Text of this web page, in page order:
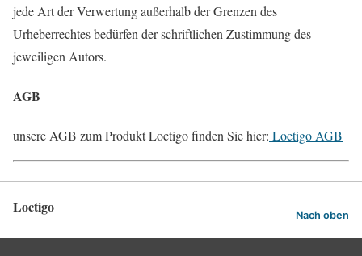
jede Art der Verwertung außerhalb der Grenzen des
Urheberrechtes bedürfen der schriftlichen Zustimmung des
jeweiligen Autors.
AGB
unsere AGB zum Produkt Loctigo finden Sie hier: Loctigo AGB
Loctigo Nach oben